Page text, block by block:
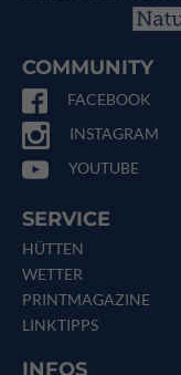
COMMUNITY
FACEBOOK
INSTAGRAM
YOUTUBE
SERVICE
HÜTTEN
WETTER
PRINTMAGAZINE
LINKTIPPS
INFOS